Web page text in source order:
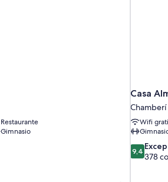
Restaurante
Gimnasio
Casa
Chamberí
Wifi
9.4
sobre
9,4
378